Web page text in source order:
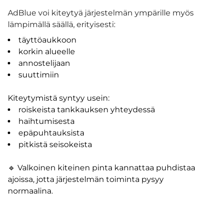
AdBlue voi kiteytyä järjestelmän ympärille myös
lämpimällä säällä, erityisesti:
täyttöaukkoon
korkin alueelle
annostelijaan
suuttimiin
Kiteytymistä syntyy usein:
roiskeista tankkauksen yhteydessä
haihtumisesta
epäpuhtauksista
pitkistä seisokeista
🔹 Valkoinen kiteinen pinta kannattaa puhdistaa
ajoissa, jotta järjestelmän toiminta pysyy
normaalina.